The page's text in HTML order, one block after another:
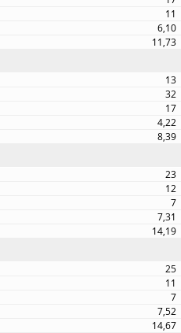
11
6,10
11,73
13
32
17
4,22
8,39
23
12
7
7,31
14,19
25
11
7
7,52
14,67